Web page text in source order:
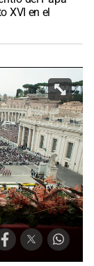
XVI en el